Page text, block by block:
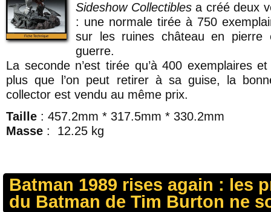
Sideshow Collectiblesa créé deux
: une normale tirée à 750
sur les ruines château en
guerre.
La seconde n’est tirée qu’à 400 exemplaires
plus que l’on peut retirer à sa guise, la
collector est vendu au même prix.
Taille : 457.2mm * 317.5mm * 330.2mm
Masse : 12.25 kg
Batman 1989 rises again : les
du Batman de Tim Burton ne